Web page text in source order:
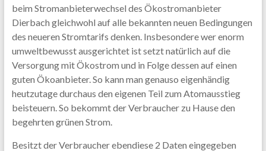
beim Stromanbieterwechsel des Ökostromanbieter
Dierbach gleichwohl auf alle bekannten neuen Bedingungen
des neueren Stromtarifs denken. Insbesondere wer enorm
umweltbewusst ausgerichtet ist setzt natürlich auf die
Versorgung mit Ökostrom und in Folge dessen auf einen
guten Ökoanbieter. So kann man genauso eigenhändig
heutzutage durchaus den eigenen Teil zum Atomausstieg
beisteuern. So bekommt der Verbraucher zu Hause den
begehrten grünen Strom.
Besitzt der Verbraucher ebendiese 2 Daten eingegeben